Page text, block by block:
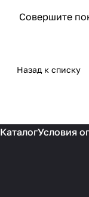
Совершите
Назад к списку
КаталогУсловия